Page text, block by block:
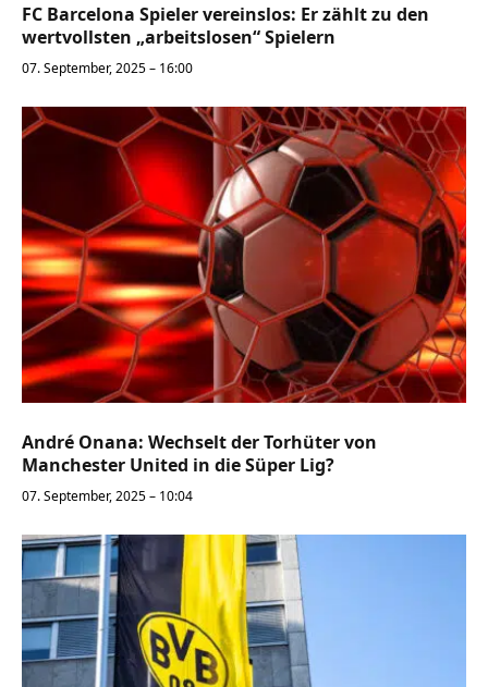
FC Barcelona Spieler vereinslos: Er zählt zu den
wertvollsten „arbeitslosen“ Spielern
07. September, 2025 – 16:00
André Onana: Wechselt der Torhüter von
Manchester United in die Süper Lig?
07. September, 2025 – 10:04